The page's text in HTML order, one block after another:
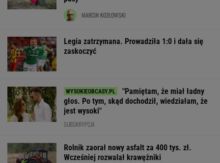
MARCIN KOZŁOWSKI
Legia zatrzymana. Prowadziła 1:0 i dała się
zaskoczyć
"Pamiętam, że miał ładny
głos. Po tym, skąd dochodził, wiedziałam, że
jest wysoki"
SUBSKRYPCJA
Rolnik zaorał nowy asfalt za 400 tys. zł.
Wcześniej rozwalał krawężniki